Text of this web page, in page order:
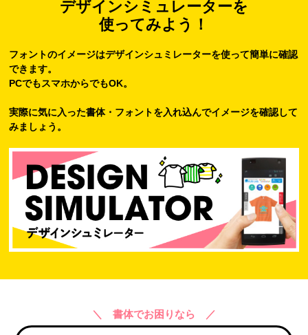
デザインシミュレーターを
使ってみよう！
フォントのイメージはデザインシュミレーターを使って簡単に確認
できます。
PCでもスマホからでもOK。
実際に気に入った書体・フォントを入れ込んでイメージを確認して
みましょう。
＼ 書体でお困りなら ／